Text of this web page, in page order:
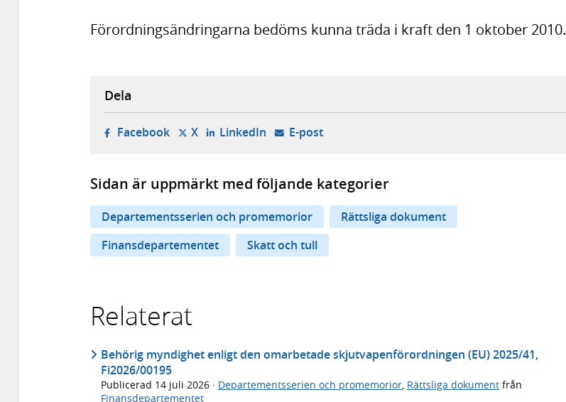
Förordningsändringarna bedöms kunna träda i kraft den 1 oktober 2010.
Dela
Facebook- öppnas i ny flik, extern webbplats,
X- öppnas i ny flik, extern webbplats,
LinkedIn- öppnas i ny flik, extern webbplats,
E-post- öppnar din e-postklient,
Sidan är uppmärkt med följande kategorier
Departementsserien och promemorior
Rättsliga dokument
Finansdepartementet
Skatt och tull
Relaterat
Behörig myndighet enligt den omarbetade skjutvapenförordningen (EU) 2025/41,
Fi2026/00195
Publicerad 14 juli 2026 · Departementsserien och promemorior, Rättsliga dokument från
Finansdepartementet